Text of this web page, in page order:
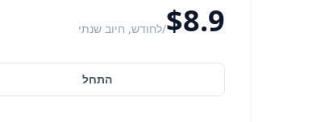
$8.9/לחודש, חיוב שנתי
התחל